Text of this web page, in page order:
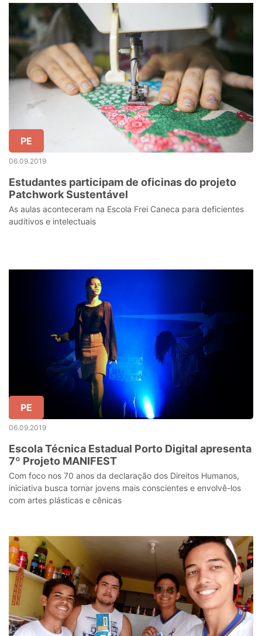
PE
06.09.2019
Estudantes participam de oficinas do projeto
Patchwork Sustentável
As aulas aconteceram na Escola Frei Caneca para deficientes
auditivos e intelectuais
PE
06.09.2019
Escola Técnica Estadual Porto Digital apresenta
7º Projeto MANIFEST
Com foco nos 70 anos da declaração dos Direitos Humanos,
iniciativa busca tornar jovens mais conscientes e envolvê-los
com artes plásticas e cênicas